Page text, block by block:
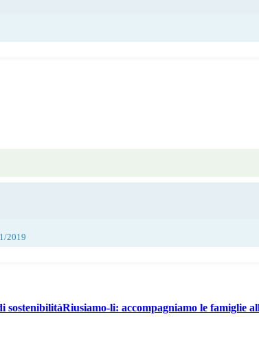
2019
li: accompagniamo le famiglie